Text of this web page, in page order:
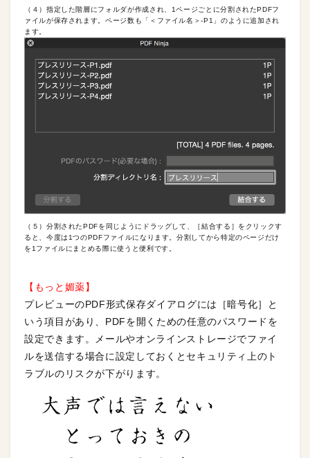
（４）指定した階層にフォルダが作成され、1ページごとに分割されたPDFフ
ァイルが保存されます。ページ数も「＜ファイル名＞-P1」のように追加され
ます。
（５）分割されたPDFを同じようにドラッグして、［結合する］をクリックす
ると、今度は1つのPDFファイルになります。分割してから特定のページだけ
を1ファイルにまとめる際に使うと便利です。
【もっと媚薬】
プレビューのPDF形式保存ダイアログには［暗号化］と
いう項目があり、PDFを開くための任意のパスワードを
設定できます。メールやオンラインストレージでファイ
ルを送信する場合に設定しておくとセキュリティ上のト
ラブルのリスクが下がります。